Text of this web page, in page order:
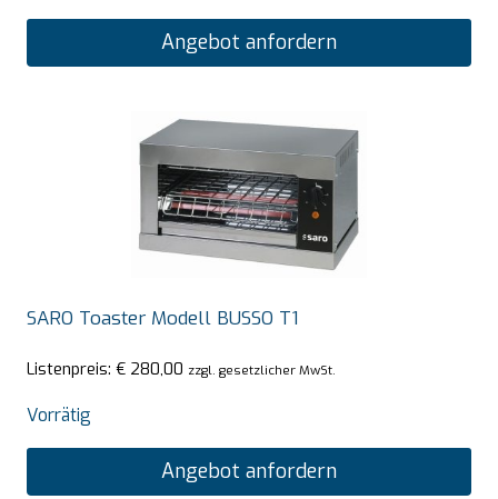
Angebot anfordern
SARO Toaster Modell BUSSO T1
Listenpreis: € 280,00 zzgl. gesetzlicher MwSt.
Vorrätig
Angebot anfordern